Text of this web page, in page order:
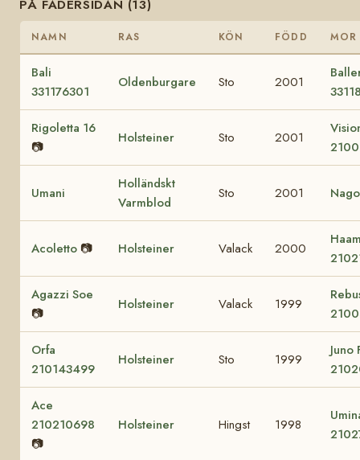
PÅ FADERSIDAN (13)
NAMN RAS KÖN FÖDD MOR
Bali
331176301
Oldenburgare Sto 2001
Rigoletta 16
📷
Holsteiner Sto 2001
Umani
Holländskt
Varmblod
Sto 2001
Acoletto 📷 Holsteiner Valack 2000
Agazzi Soe
📷
Holsteiner Valack 1999
Orfa
210143499
Holsteiner Sto 1999
Juno
Ace
210210698
📷
Holsteiner Hingst 1998